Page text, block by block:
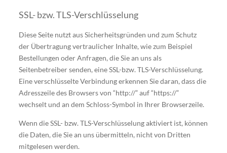
SSL- bzw. TLS-Verschlüsselung
Diese Seite nutzt aus Sicherheitsgründen und zum Schutz
der Übertragung vertraulicher Inhalte, wie zum Beispiel
Bestellungen oder Anfragen, die Sie an uns als
Seitenbetreiber senden, eine SSL-bzw. TLS-Verschlüsselung.
Eine verschlüsselte Verbindung erkennen Sie daran, dass die
Adresszeile des Browsers von “http://” auf “https://”
wechselt und an dem Schloss-Symbol in Ihrer Browserzeile.
Wenn die SSL- bzw. TLS-Verschlüsselung aktiviert ist, können
die Daten, die Sie an uns übermitteln, nicht von Dritten
mitgelesen werden.